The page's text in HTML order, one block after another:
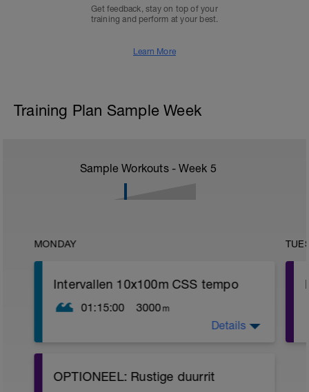
Get feedback, stay on top of your
training and perform at your best.
Learn More
Training Plan Sample Week
Sample Workouts - Week 5
MONDAY
Intervallen 10x100m CSS tempo
01:15:00 3000 m
4x50m BC Z3 - R=20
200m elke heenweg BC, terugweg ES
Details
OPTIONEEL: Rustige duurrit